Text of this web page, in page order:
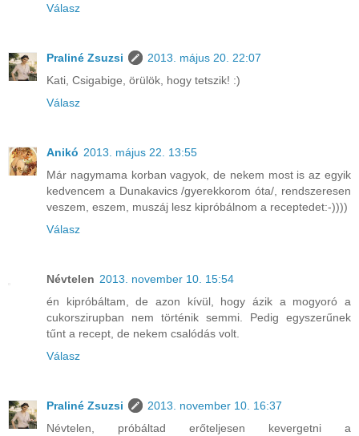
Válasz
Praliné Zsuzsi
2013. május 20. 22:07
Kati, Csigabige, örülök, hogy tetszik! :)
Válasz
Anikó 2013. május 22. 13:55
Már nagymama korban vagyok, de nekem most is az egyik
kedvencem a Dunakavics /gyerekkorom óta/, rendszeresen
veszem, eszem, muszáj lesz kipróbálnom a receptedet:-))))
Válasz
Névtelen 2013. november 10. 15:54
én kipróbáltam, de azon kívül, hogy ázik a mogyoró a
cukorszirupban nem történik semmi. Pedig egyszerűnek
tűnt a recept, de nekem csalódás volt.
Válasz
Praliné Zsuzsi
2013. november 10. 16:37
Névtelen, próbáltad erőteljesen kevergetni a